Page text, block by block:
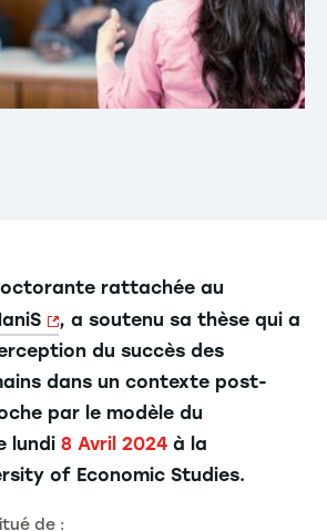
rattachée au
, a soutenu sa thèse qui a
du succès des
dans un contexte post-
par le modèle du
lundi 8 Avril 2024 à la
of Economic Studies.
de :